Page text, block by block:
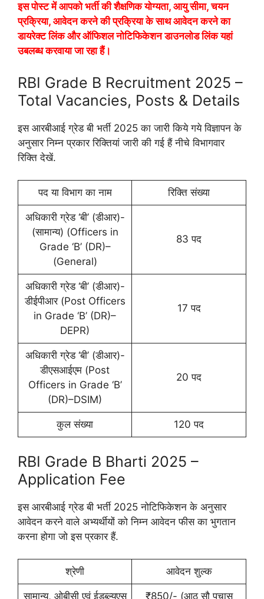
इस पोस्ट में आपको भर्ती की शैक्षणिक योग्यता, आयु सीमा, चयन
प्रक्रिया, आवेदन करने की प्रक्रिया के साथ आवेदन करने का
डायरेक्ट लिंक और ऑफिशल नोटिफिकेशन डाउनलोड लिंक यहां
उबलब्ध करवाया जा रहा हैं।
RBI Grade B Recruitment 2025 –
Total Vacancies, Posts & Details
इस आरबीआई ग्रेड बी भर्ती 2025 का जारी किये गये विज्ञापन के
अनुसार निम्न प्रकार रिक्तियां जारी की गई हैं नीचे विभागवार
रिक्ति देखें.
पद या विभाग का नाम रिक्ति संख्या
अधिकारी ग्रेड ‘बी’ (डीआर)-
(सामान्य) (Officers in
Grade ‘B’ (DR)–
(General)
83 पद
अधिकारी ग्रेड ‘बी’ (डीआर)-
डीईपीआर (Post Officers
in Grade ‘B’ (DR)–
DEPR)
17 पद
अधिकारी ग्रेड ‘बी’ (डीआर)-
डीएसआईएम (Post
Officers in Grade ‘B’
(DR)–DSIM)
20 पद
कुल संख्या 120 पद
RBI Grade B Bharti 2025 –
Application Fee
इस आरबीआई ग्रेड बी भर्ती 2025 नोटिफिकेशन के अनुसार
आवेदन करने वाले अभ्यर्थीयों को निम्न आवेदन फीस का भुगतान
करना होगा जो इस प्रकार हैं.
श्रेणी आवेदन शुल्क
सामान्य, ओबीसी एवं ईडब्ल्यूएस
₹850/- (आठ सौ पचास